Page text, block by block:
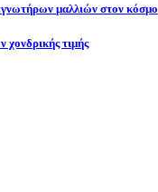
μαλλιών στον κόσμο
χονδρικής τιμής